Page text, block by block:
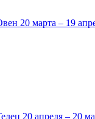
20 марта – 19
20 апреля – 20